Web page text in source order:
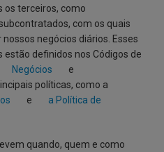
os terceiros, como
com os quais
negócios diários. Esses
definidos nos Códigos de
Negócios
e
políticas, como a
e
a Política de
quando, quem e como